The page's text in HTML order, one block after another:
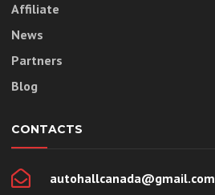
Affiliate
News
Partners
Blog
CONTACTS
autohallcanada@gmail.com